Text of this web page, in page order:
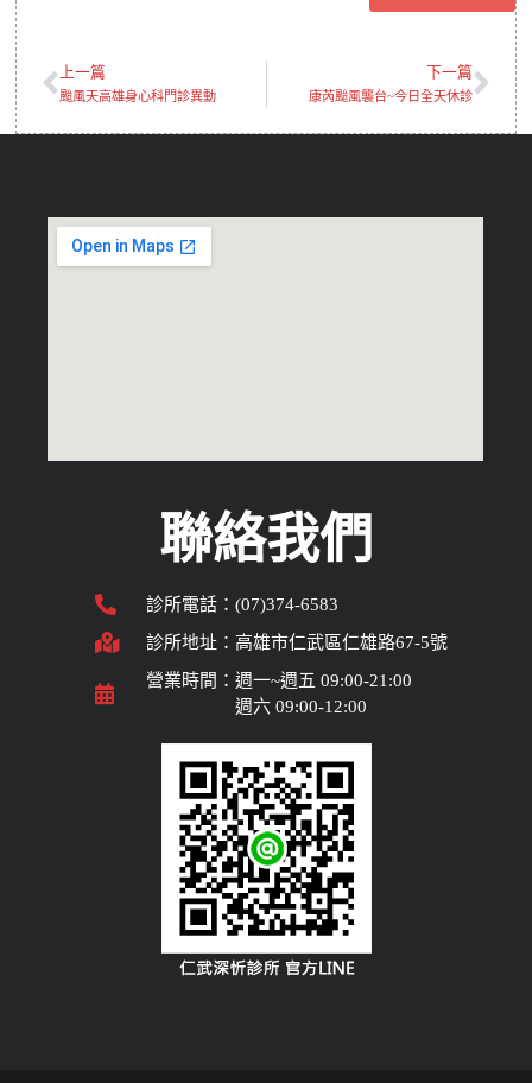
上一篇
颱風天高雄身心科門診異動
下一篇
康芮颱風襲台~今日全天休診
聯絡我們
診所電話：(07)374-6583
診所地址：高雄市仁武區仁雄路67-5號
營業時間：週一~週五 09:00-21:00
週六 09:00-12:00